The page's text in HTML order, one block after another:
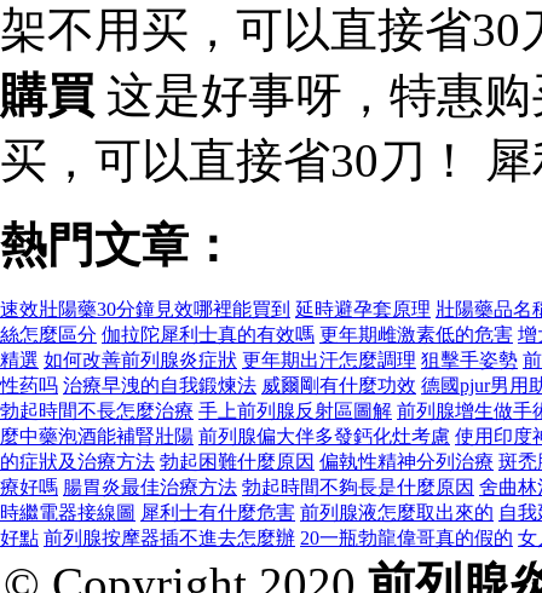
架不用买，可以直接省
購買 这是好事呀，特惠
买，可以直接省30刀！
熱門文章：
速效壯陽藥30分鐘見效哪裡能買到 延時避孕套原理 壯陽藥品名
絲怎麼區分 伽拉陀犀利士真的有效嗎 更年期雌激素低的危害 增
精選 如何改善前列腺炎症狀 更年期出汗怎麼調理 狙擊手姿勢
性药吗 治療早洩的自我鍛煉法 威爾剛有什麼功效 德國pjur男用
勃起時間不長怎麼治療 手上前列腺反射區圖解 前列腺增生做手
麼中藥泡酒能補腎壯陽 前列腺偏大伴多發鈣化灶考慮 使用印度
的症狀及治療方法 勃起困難什麼原因 偏執性精神分列治療 斑禿
療好嗎 腸胃炎最佳治療方法 勃起時間不夠長是什麼原因 舍曲林
時繼電器接線圖 犀利士有什麼危害 前列腺液怎麼取出來的 自
好點 前列腺按摩器插不進去怎麼辦 20一瓶勃龍偉哥真的假的 女